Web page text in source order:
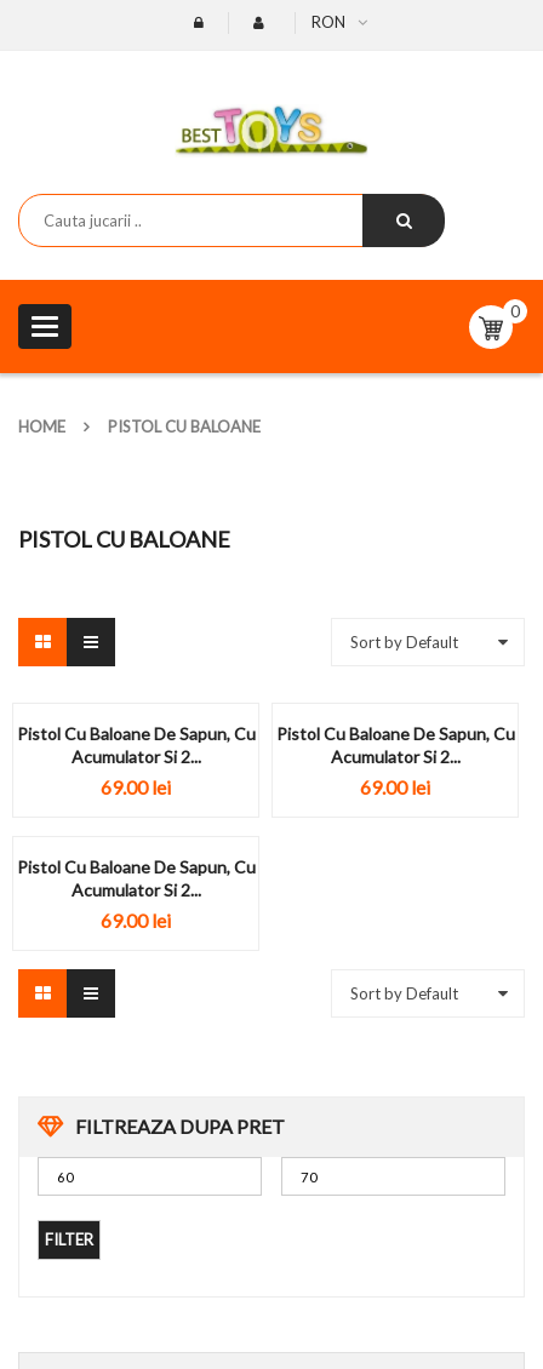
RON
Toggle
navigation
0
HOME PISTOL CU BALOANE
FILTREAZA DUPA PRET
FILTER
PISTOL CU BALOANE
Sort by Default
Pistol Cu Baloane De Sapun, Cu
Acumulator Si 2...
69.00lei
Pistol Cu Baloane De Sapun, Cu
Acumulator Si 2...
69.00lei
Pistol Cu Baloane De Sapun, Cu
Acumulator Si 2...
69.00lei
Sort by Default